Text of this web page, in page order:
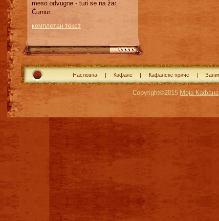
meso odvugne - turi se na žar.
Ćumur...
комплетан текст
Насловна Кафане Кафанске приче
Copyright©2015 Моја Кафана